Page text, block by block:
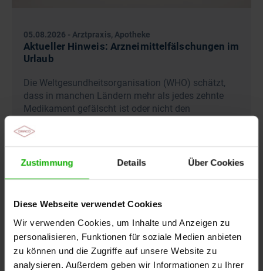
Zustimmung Details Über Cookies
Diese Webseite verwendet Cookies
Wir verwenden Cookies, um Inhalte und Anzeigen zu
personalisieren, Funktionen für soziale Medien anbieten
zu können und die Zugriffe auf unsere Website zu
analysieren. Außerdem geben wir Informationen zu Ihrer
05.08.2026 - Arztpraxis, Apotheke
Aktueller Hinweis: Arzneimittelfälschungen im
Urlaub
Die Weltgesundheitsorganisation (WHO) schätzt,
dass in manchen Ländern mehr als jedes zehnte
Medikament gefälscht ist oder nicht den